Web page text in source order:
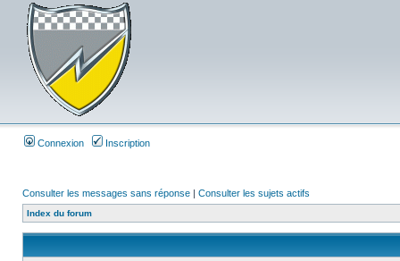
Connexion Inscription
Consulter les messages sans réponse | Consulter les sujets actifs
Index du forum